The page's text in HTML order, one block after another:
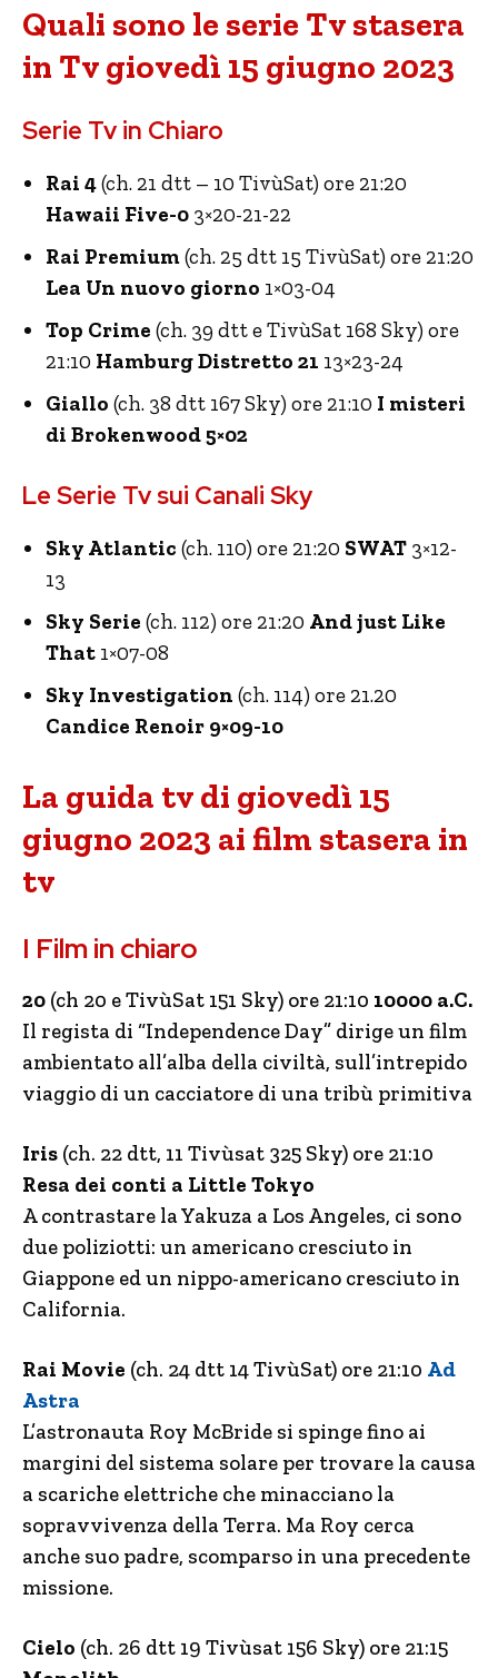
Quali sono le serie Tv stasera
in Tv giovedì 15 giugno 2023
Serie Tv in Chiaro
Rai 4(ch. 21 dtt – 10 TivùSat) ore 21:20
Hawaii Five-0 3×20-21-22
Rai Premium(ch. 25 dtt 15 TivùSat) ore 21:20
Lea Un nuovo giorno 1×03-04
Top Crime (ch. 39 dtt e TivùSat 168 Sky) ore
21:10 Hamburg Distretto 21 13×23-24
Giallo (ch. 38 dtt 167 Sky) ore 21:10 I misteri
di Brokenwood 5×02
Le Serie Tv sui Canali Sky
Sky Atlantic (ch. 110) ore 21:20 SWAT 3×12-
13
Sky Serie (ch. 112) ore 21:20 And just Like
That 1×07-08
Sky Investigation (ch. 114) ore 21.20
Candice Renoir 9×09-10
La guida tv di giovedì 15
giugno 2023 ai film stasera in
tv
I Film in chiaro
20 (ch 20 e TivùSat 151 Sky) ore 21:10 10000 a.C.
Il regista di “Independence Day” dirige un film
ambientato all’alba della civiltà, sull’intrepido
viaggio di un cacciatore di una tribù primitiva
Iris (ch. 22 dtt, 11 Tivùsat 325 Sky) ore 21:10
Resa dei conti a Little Tokyo
A contrastare la Yakuza a Los Angeles, ci sono
due poliziotti: un americano cresciuto in
Giappone ed un nippo-americano cresciuto in
California.
Rai Movie (ch. 24 dtt 14 TivùSat) ore 21:10 Ad
Astra
L’astronauta Roy McBride si spinge fino ai
margini del sistema solare per trovare la causa
a scariche elettriche che minacciano la
sopravvivenza della Terra. Ma Roy cerca
anche suo padre, scomparso in una precedente
missione.
Cielo (ch. 26 dtt 19 Tivùsat 156 Sky) ore 21:15